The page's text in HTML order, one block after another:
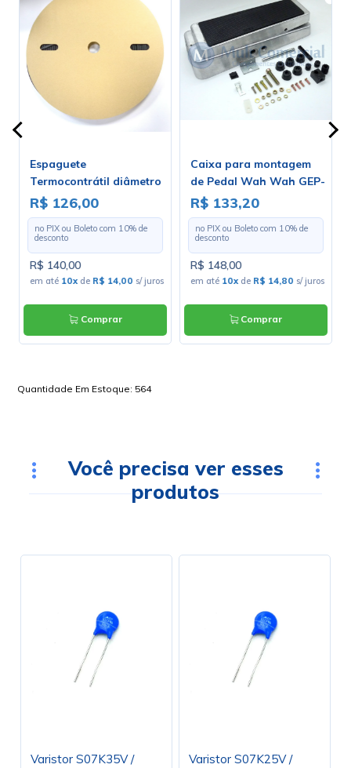
Espaguete
Termocontrátil diâmetro
de 3.2mm - Rolo Com 100
Metros
R$ 126,00
no PIX ou Boleto com 10% de
desconto
R$ 140,00
em até 10xde R$ 14,00 s/ juros
Comprar
Caixa para montagem
de Pedal Wah Wah GEP-
2
R$ 133,20
no PIX ou Boleto com 10% de
desconto
R$ 148,00
em até 10xde R$ 14,80 s/ juros
Comprar
Quantidade Em Estoque: 564
Você precisa ver esses
produtos
Varistor S07K35V /
Varistor S07K25V /